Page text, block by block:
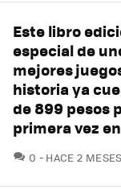
Este libro
especial de
mejores
historia ya
de 899 pesos
primera vez
0 COMENTARIOS
HACE 2 MESES